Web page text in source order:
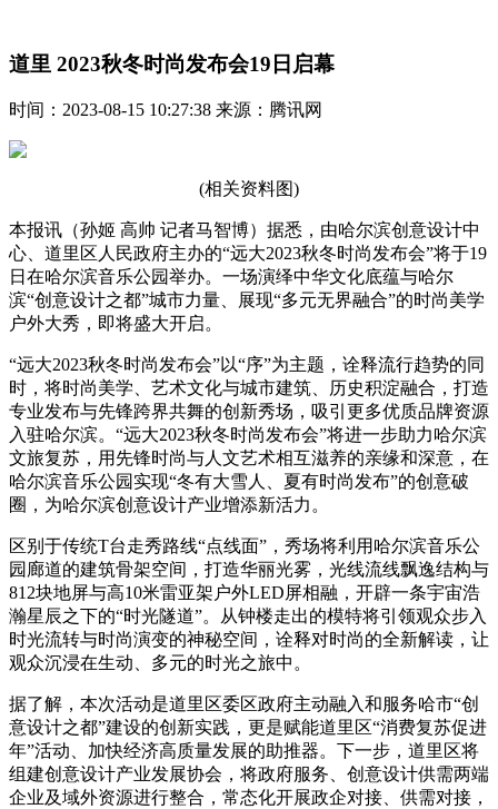
道里 2023秋冬时尚发布会19日启幕
时间：2023-08-15 10:27:38 来源：腾讯网
(相关资料图)
本报讯（孙姬 高帅 记者马智博）据悉，由哈尔滨创意设计中
心、道里区人民政府主办的“远大2023秋冬时尚发布会”将于19
日在哈尔滨音乐公园举办。一场演绎中华文化底蕴与哈尔
滨“创意设计之都”城市力量、展现“多元无界融合”的时尚美学
户外大秀，即将盛大开启。
“远大2023秋冬时尚发布会”以“序”为主题，诠释流行趋势的同
时，将时尚美学、艺术文化与城市建筑、历史积淀融合，打造
专业发布与先锋跨界共舞的创新秀场，吸引更多优质品牌资源
入驻哈尔滨。“远大2023秋冬时尚发布会”将进一步助力哈尔滨
文旅复苏，用先锋时尚与人文艺术相互滋养的亲缘和深意，在
哈尔滨音乐公园实现“冬有大雪人、夏有时尚发布”的创意破
圈，为哈尔滨创意设计产业增添新活力。
区别于传统T台走秀路线“点线面”，秀场将利用哈尔滨音乐公
园廊道的建筑骨架空间，打造华丽光雾，光线流线飘逸结构与
812块地屏与高10米雷亚架户外LED屏相融，开辟一条宇宙浩
瀚星辰之下的“时光隧道”。从钟楼走出的模特将引领观众步入
时光流转与时尚演变的神秘空间，诠释对时尚的全新解读，让
观众沉浸在生动、多元的时光之旅中。
据了解，本次活动是道里区委区政府主动融入和服务哈市“创
意设计之都”建设的创新实践，更是赋能道里区“消费复苏促进
年”活动、加快经济高质量发展的助推器。下一步，道里区将
组建创意设计产业发展协会，将政府服务、创意设计供需两端
企业及域外资源进行整合，常态化开展政企对接、供需对接，